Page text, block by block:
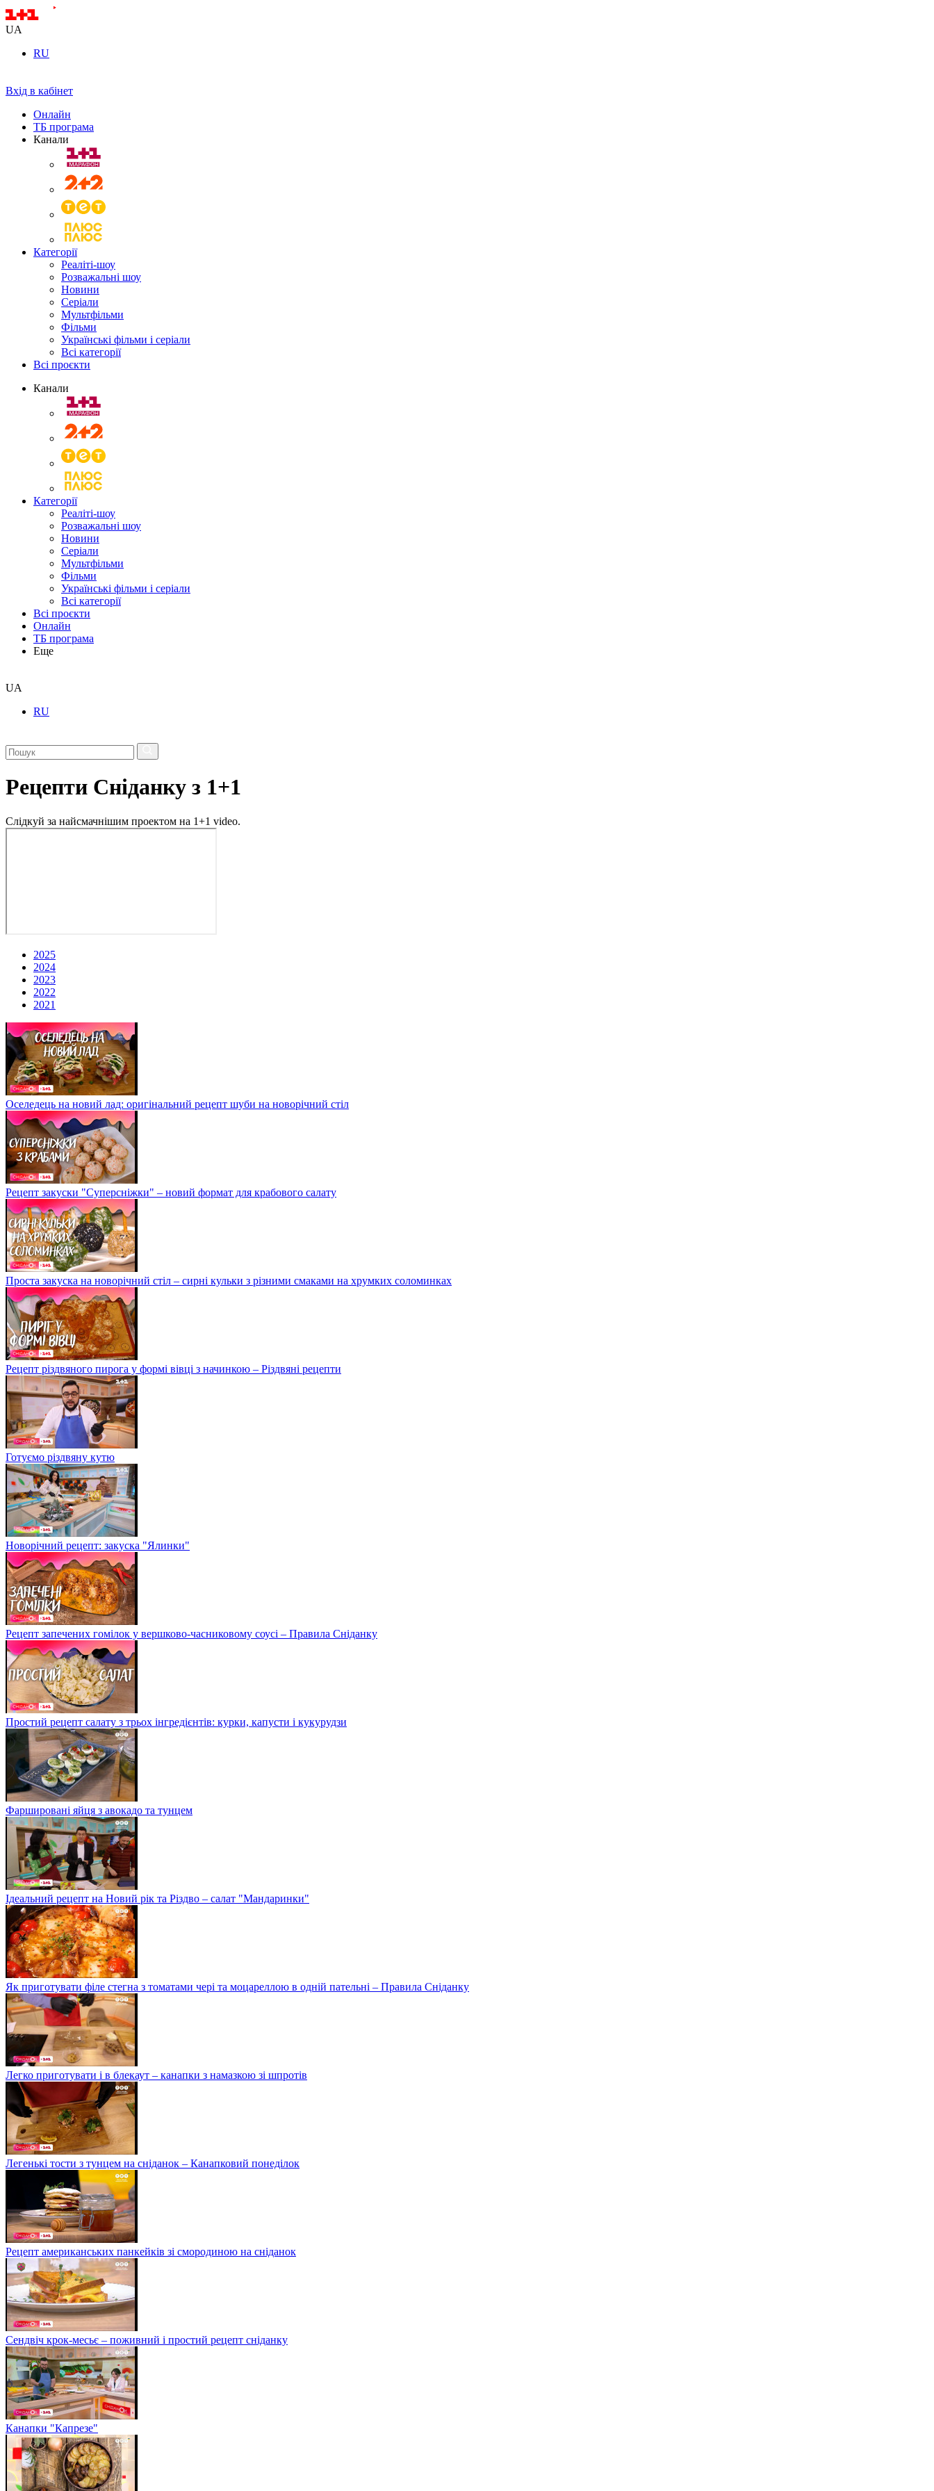
UA
RU
Вхід в кабінет
Онлайн
ТБ програма
Канали
Категорії
Реаліті-шоу
Розважальні шоу
Новини
Серіали
Мультфільми
Фільми
Українські фільми і серіали
Всі категорії
Всі проєкти
Канали
Категорії
Реаліті-шоу
Розважальні шоу
Новини
Серіали
Мультфільми
Фільми
Українські фільми і серіали
Всі категорії
Всі проєкти
Онлайн
ТБ програма
Еще
UA
RU
Рецепти Сніданку з 1+1
Слідкуй за найсмачнішим проектом на 1+1 video.
2025
2024
2023
2022
2021
Оселедець на новий лад: оригінальний рецепт шуби на новорічний стіл
Рецепт закуски "Суперсніжки" – новий формат для крабового салату
Проста закуска на новорічний стіл – сирні кульки з різними смаками на хрумких соломинках
Рецепт різдвяного пирога у формі вівці з начинкою – Різдвяні рецепти
Готуємо різдвяну кутю
Новорічний рецепт: закуска "Ялинки"
Рецепт запечених гомілок у вершково-часниковому соусі – Правила Сніданку
Простий рецепт салату з трьох інгредієнтів: курки, капусти і кукурудзи
Фаршировані яйця з авокадо та тунцем
Ідеальний рецепт на Новий рік та Різдво – салат "Мандаринки"
Як приготувати філе стегна з томатами чері та моцареллою в одній пательні – Правила Сніданку
Легко приготувати і в блекаут – канапки з намазкою зі шпротів
Легенькі тости з тунцем на сніданок – Канапковий понеділок
Рецепт американських панкейків зі смородиною на сніданок
Сендвіч крок-месьє – поживний і простий рецепт сніданку
Канапки "Капрезе"